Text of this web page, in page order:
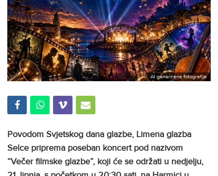
AI generirana fotografija
Povodom Svjetskog dana glazbe, Limena glazba
Selce priprema poseban koncert pod nazivom
“Večer filmske glazbe”, koji će se održati u nedjelju,